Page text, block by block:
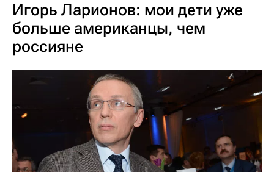
Игорь Ларионов: мои дети уже
больше американцы, чем
россияне